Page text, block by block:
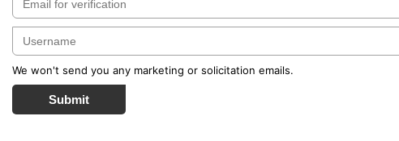
We won't send you any marketing or solicitation emails.
Submit